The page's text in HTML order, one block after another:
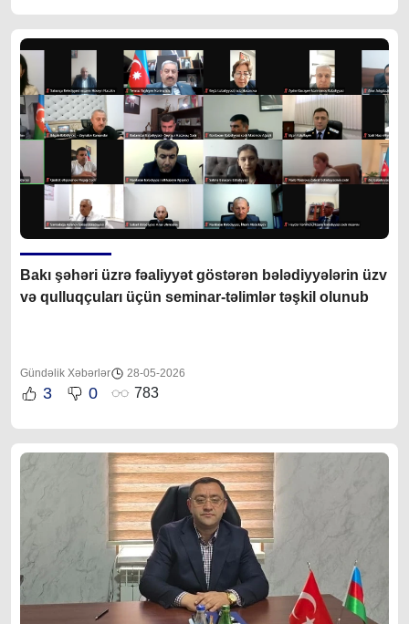
Bakı şəhəri üzrə fəaliyyət göstərən bələdiyyələrin üzv
və qulluqçuları üçün seminar-təlimlər təşkil olunub
Gündəlik Xəbərlər 28-05-2026
3 0 783